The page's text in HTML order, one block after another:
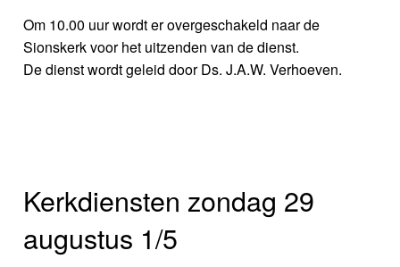
Om 10.00 uur wordt er overgeschakeld naar de
Sionskerk voor het uitzenden van de dienst.
De dienst wordt geleid door Ds. J.A.W. Verhoeven.
Kerkdiensten zondag 29
augustus 1/5